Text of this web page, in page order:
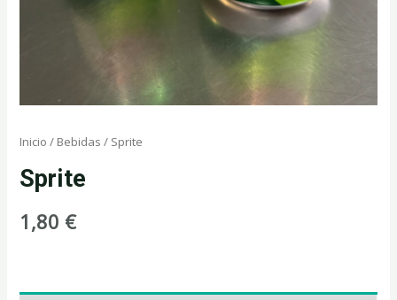
Inicio / Bebidas / Sprite
Sprite
1,80 €